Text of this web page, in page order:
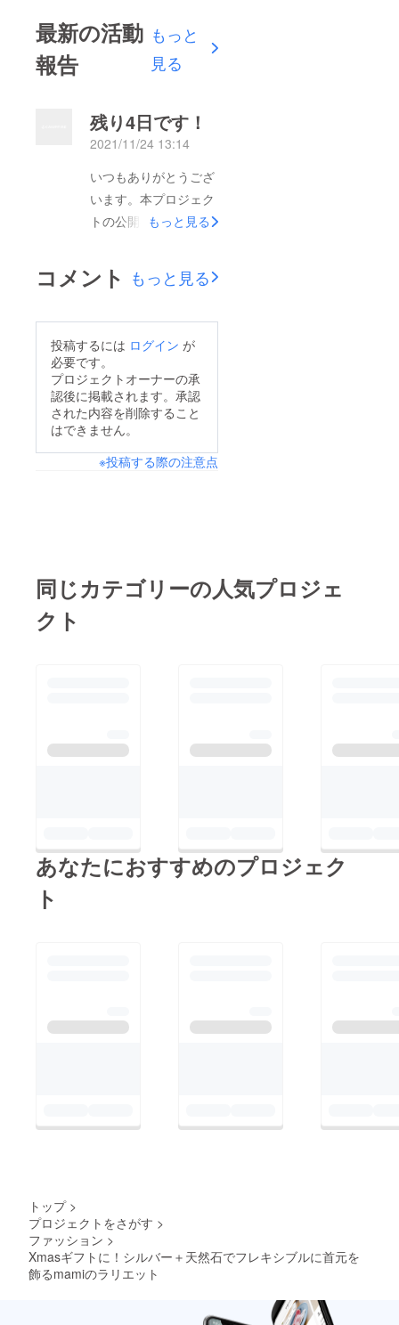
最新の活動
報告
もっと
見る
残り4日です！
2021/11/24 13:14
いつもありがとうござ
います。本プロジェク
トの公開期間も残り4
入を迷われている方は
この機会にぜひご検討
べてクリスマスまでに
お届けいたします。な
にかご質問等ありまし
たらメッセージでご連
よろしくお願いしま
もっと見る
コメント もっと見る
投稿するには ログイン が
必要です。
プロジェクトオーナーの承
認後に掲載されます。承認
された内容を削除すること
はできません。
※投稿する際の注意点
同じカテゴリーの人気プロジェ
クト
あなたにおすすめのプロジェク
ト
トップ >
プロジェクトをさがす >
ファッション >
Xmasギフトに！シルバー＋天然石でフレキシブルに首元を
飾るmamiのラリエット